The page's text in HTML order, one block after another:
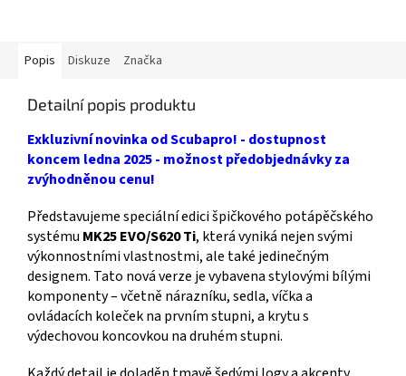
Popis Diskuze Značka
Detailní popis produktu
Exkluzivní novinka od Scubapro! - dostupnost
koncem ledna 2025 - možnost předobjednávky za
zvýhodněnou cenu!
Představujeme speciální edici špičkového potápěčského
systému MK25 EVO/S620 Ti, která vyniká nejen svými
výkonnostními vlastnostmi, ale také jedinečným
designem. Tato nová verze je vybavena stylovými bílými
komponenty – včetně nárazníku, sedla, víčka a
ovládacích koleček na prvním stupni, a krytu s
výdechovou koncovkou na druhém stupni.